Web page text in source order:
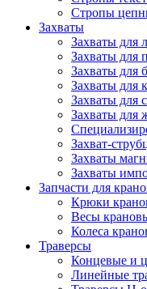
Стропы
Захваты
Захваты для
Захваты для
Захваты для
Захваты для
Захваты для
Захваты для
Захват-
Захваты
Захваты
Запчасти для
Крюки
Весы
Колеса
Траверсы
Концевые и
Линейные